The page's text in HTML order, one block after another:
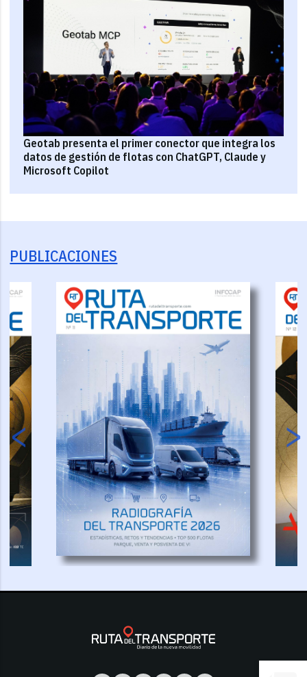
Geotab presenta el primer conector que integra los
datos de gestión de flotas con ChatGPT, Claude y
Microsoft Copilot
PUBLICACIONES